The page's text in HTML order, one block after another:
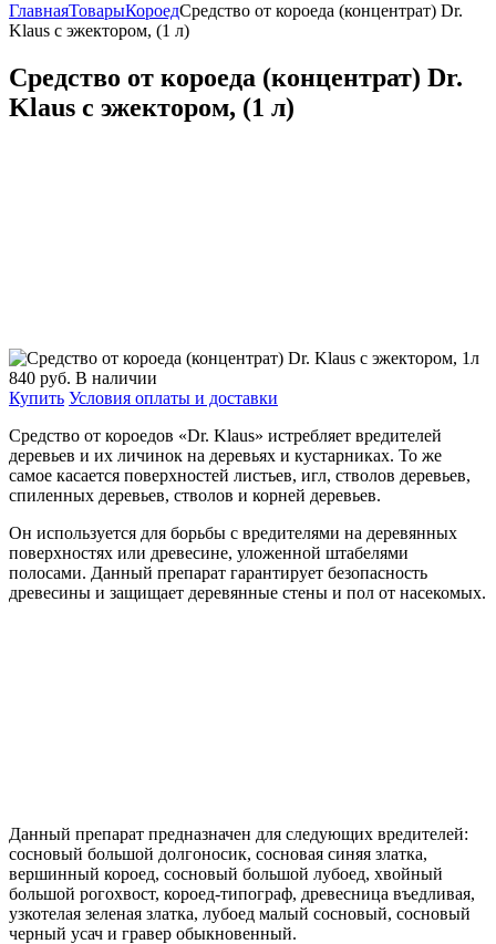
ГлавнаяТоварыКороедСредство от короеда (концентрат) Dr.
Klaus с эжектором, (1 л)
Средство от короеда (концентрат) Dr.
Klaus с эжектором, (1 л)
840 руб. В наличии
Купить Условия оплаты и доставки
Средство от короедов «Dr. Klaus» истребляет вредителей
деревьев и их личинок на деревьях и кустарниках. То же
самое касается поверхностей листьев, игл, стволов деревьев,
спиленных деревьев, стволов и корней деревьев.
Он используется для борьбы с вредителями на деревянных
поверхностях или древесине, уложенной штабелями
полосами. Данный препарат гарантирует безопасность
древесины и защищает деревянные стены и пол от насекомых.
Данный препарат предназначен для следующих вредителей:
сосновый большой долгоносик, сосновая синяя златка,
вершинный короед, сосновый большой лубоед, хвойный
большой рогохвост, короед-типограф, древесница въедливая,
узкотелая зеленая златка, лубоед малый сосновый, сосновый
черный усач и гравер обыкновенный.